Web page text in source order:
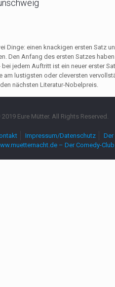
Dinge: einen knackigen ersten Satz
Den Anfang des ersten Satzes
bei jedem Auftritt ist ein neuer erster
am lustigsten oder cleversten
nächsten Literatur-Nobelpreis.
Eure Mütter. All Rights Reserved.
Impressum/Datenschutz
– Der Comedy-Club